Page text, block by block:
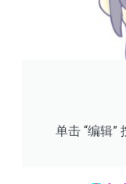
单击 “编辑”